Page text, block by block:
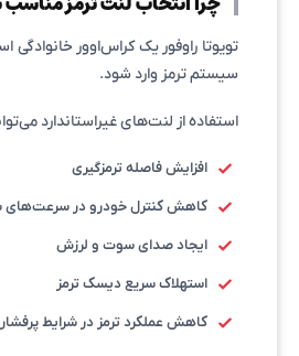
تویوتا راوفور یک کراس‌اوور
سیستم ترمز وارد شود.
استفاده از لنت‌های غیراستاندارد
افزایش فاصله ترمزگیری
کاهش کنترل خودرو در سرعت‌های
ایجاد صدای سوت و لرزش
استهلاک سریع دیسک ترمز
کاهش عملکرد ترمز در شرایط پرفشار